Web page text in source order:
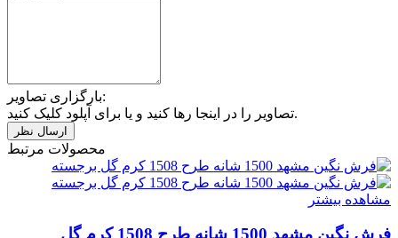
بارگزاری تصاویر:
تصاویر را در اینجا رها کنید و یا برای آپلود کلیک کنید.
محصولات مرتبط
مشاهده بیشتر
فرش نگین مشهد 1500 شانه طرح 1508 کرم گل